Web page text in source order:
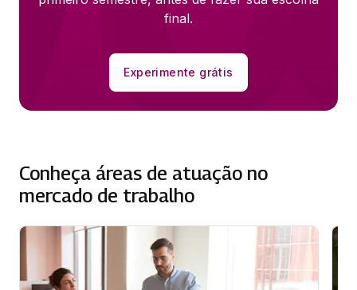
final.
Experimente grátis
Conheça áreas de atuação no
mercado de trabalho